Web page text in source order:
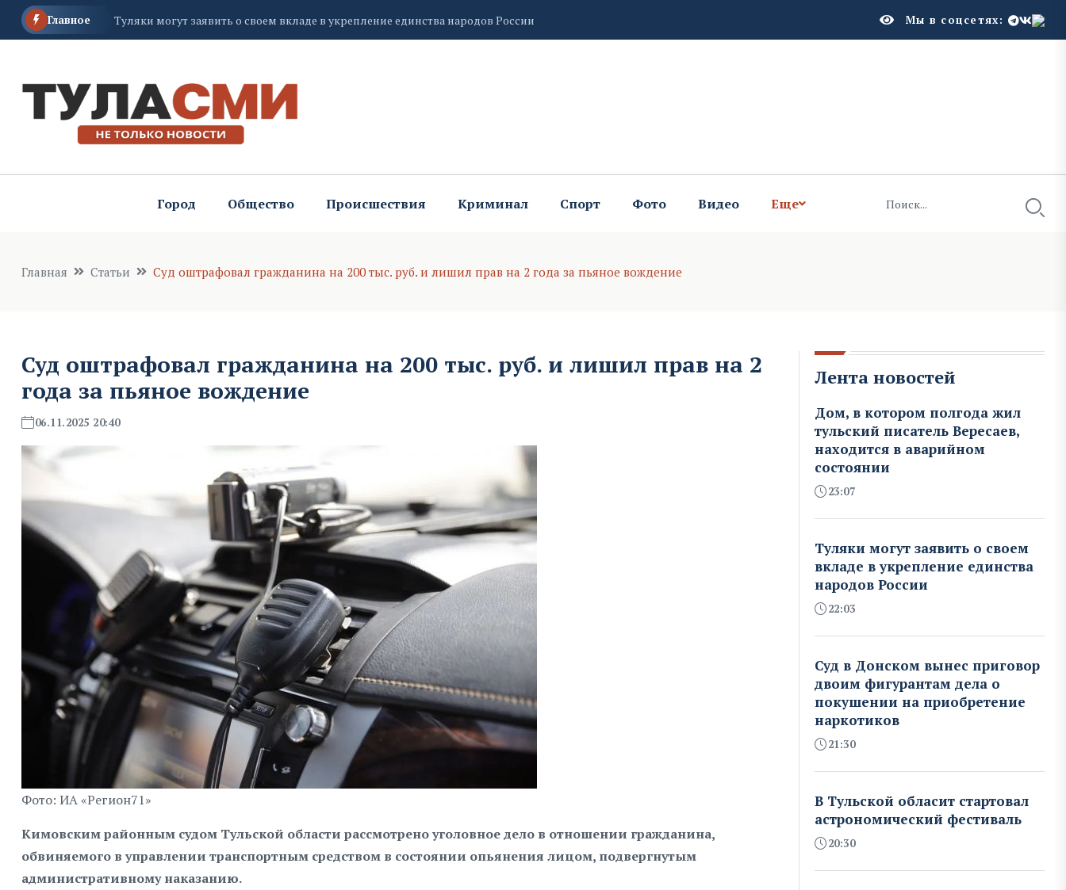
Главное Суд в Донском вынес приговор двоим фигурантам дела о покушении на приобретение наркотиков Мы в соцсетях:
Город Общество Происшествия Криминал Спорт Фото Видео Еще
Главная Статьи Суд оштрафовал гражданина на 200 тыс. руб. и лишил прав на 2 года за пьяное вождение
Суд оштрафовал гражданина на 200 тыс. руб. и лишил прав на 2
года за пьяное вождение
06.11.2025 20:40
Фото: ИА «Регион71»
Кимовским районным судом Тульской области рассмотрено уголовное дело в отношении гражданина,
обвиняемого в управлении транспортным средством в состоянии опьянения лицом, подвергнутым
административному наказанию.
Лента новостей
Дом, в котором полгода жил
тульский писатель Вересаев,
находится в аварийном
состоянии
23:07
Туляки могут заявить о своем
вкладе в укрепление единства
народов России
22:03
Суд в Донском вынес приговор
двоим фигурантам дела о
покушении на приобретение
наркотиков
21:30
В Тульской обласит стартовал
астрономический фестиваль
20:30